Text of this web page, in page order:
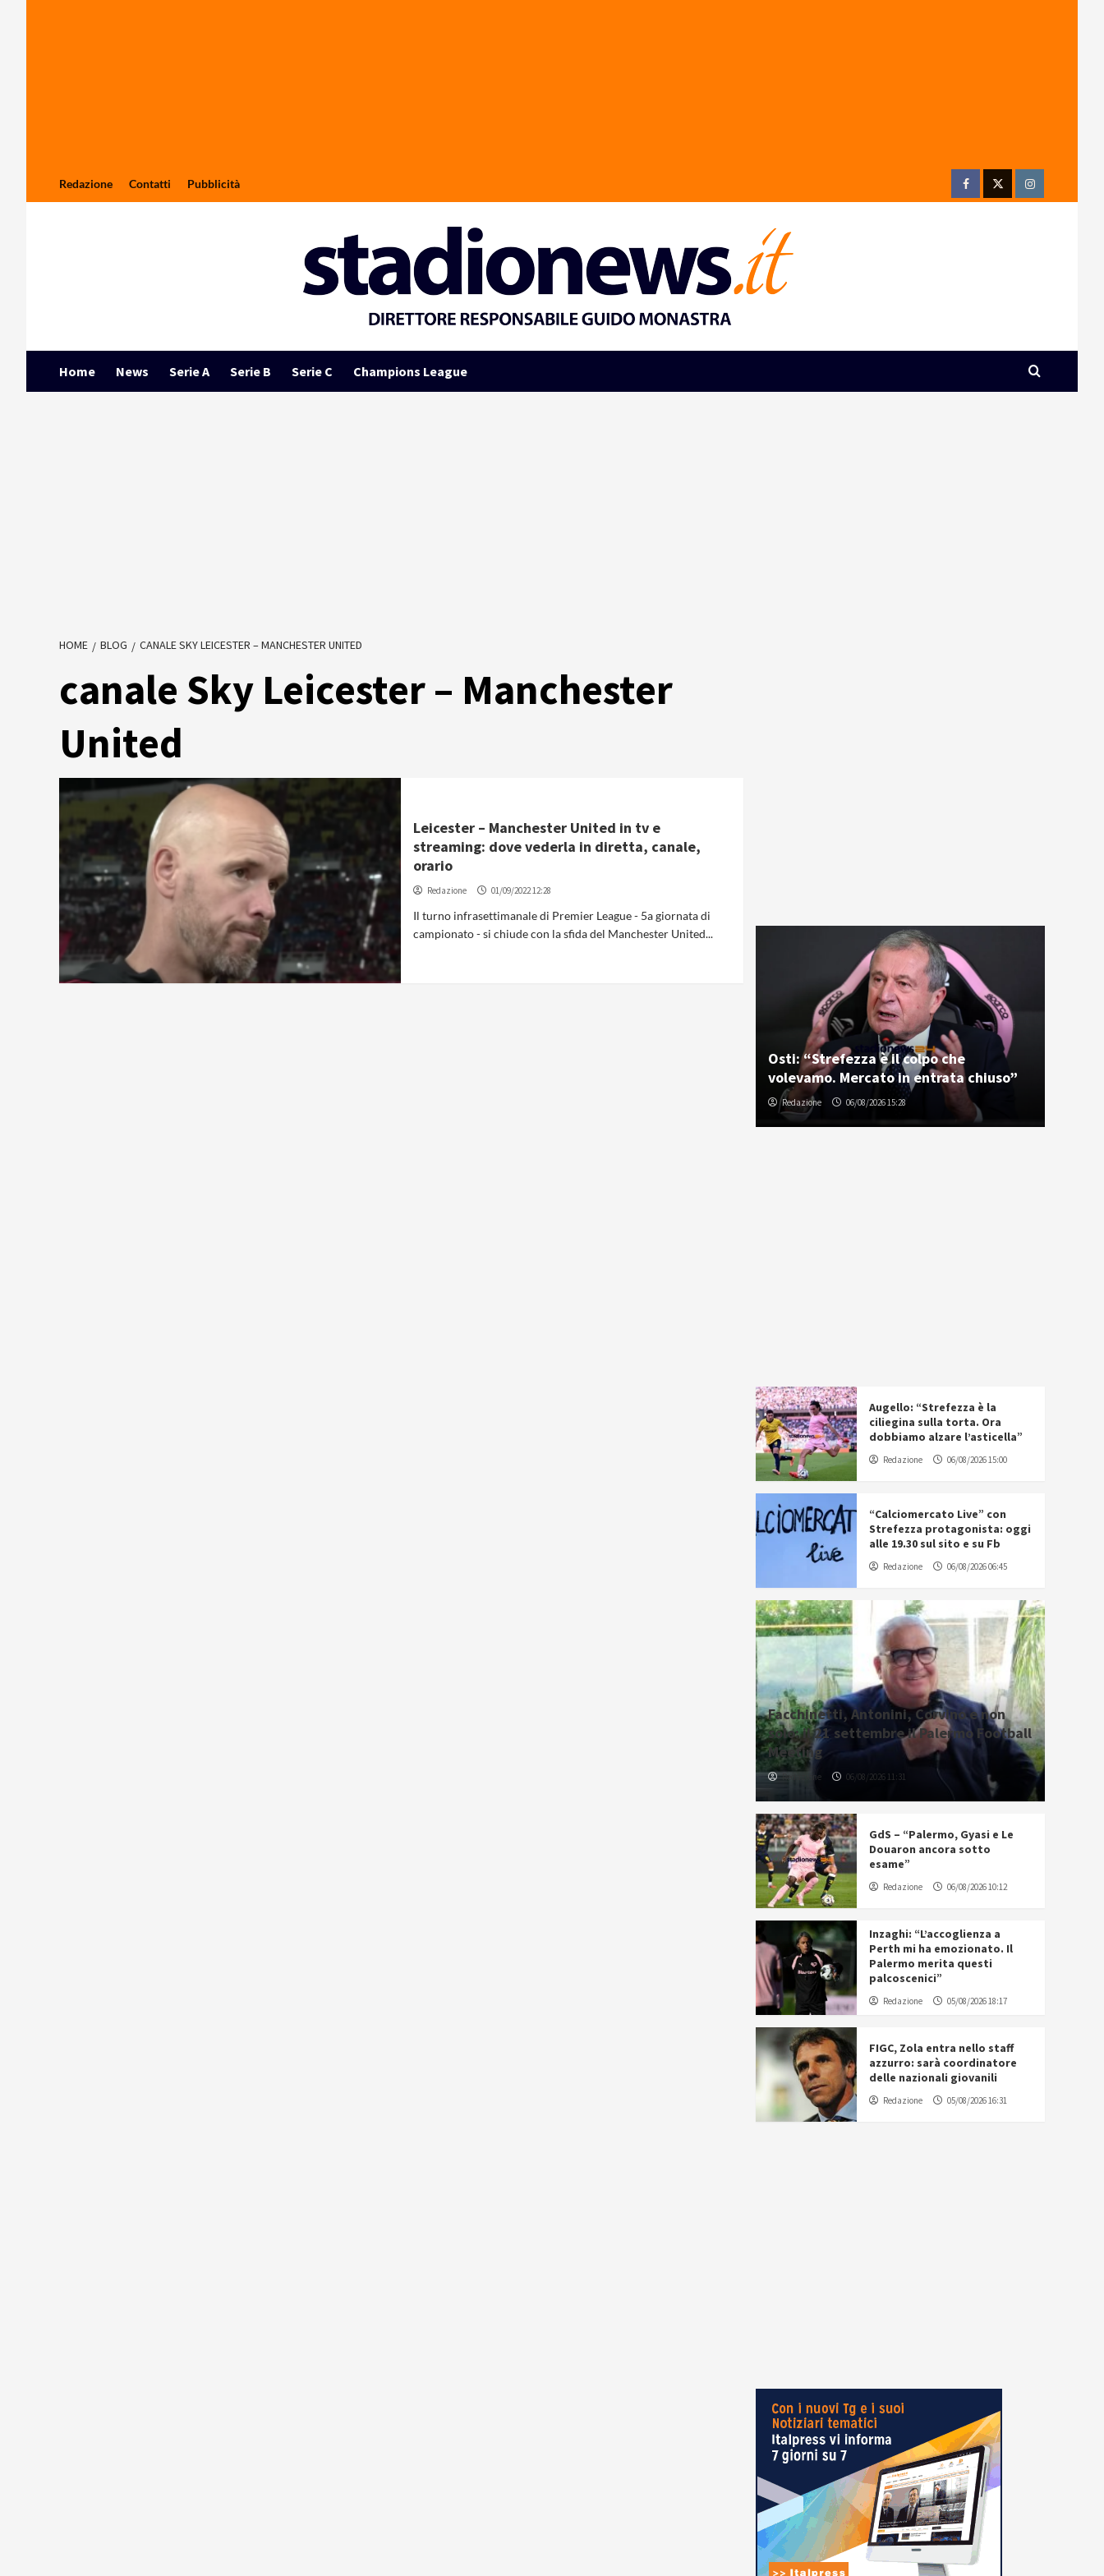
Redazione Contatti Pubblicità
FacebookTwitterInstagram
Home News Serie A Serie B Serie C Champions League
HOME BLOG CANALE SKY LEICESTER – MANCHESTER UNITED
canale Sky Leicester – Manchester
United
Leicester – Manchester United in tv e
streaming: dove vederla in diretta, canale,
orario
Redazione 01/09/2022 12:28
Il turno infrasettimanale di Premier League - 5a giornata di
campionato - si chiude con la sfida del Manchester United...
Osti: “Strefezza è il colpo che
volevamo. Mercato in entrata chiuso”
Redazione 06/08/2026 15:28
Augello: “Strefezza è la
ciliegina sulla torta. Ora
dobbiamo alzare l’asticella”
Redazione 06/08/2026 15:00
“Calciomercato Live” con
Strefezza protagonista: oggi
alle 19.30 sul sito e su Fb
Redazione 06/08/2026 06:45
Facchinetti, Antonini, Corvino e non
solo: il 21 settembre il Palermo Football
Meeting
Redazione 06/08/2026 11:31
GdS – “Palermo, Gyasi e Le
Douaron ancora sotto
esame”
Redazione 06/08/2026 10:12
Inzaghi: “L’accoglienza a
Perth mi ha emozionato. Il
Palermo merita questi
palcoscenici”
Redazione 05/08/2026 18:17
FIGC, Zola entra nello staff
azzurro: sarà coordinatore
delle nazionali giovanili
Redazione 05/08/2026 16:31